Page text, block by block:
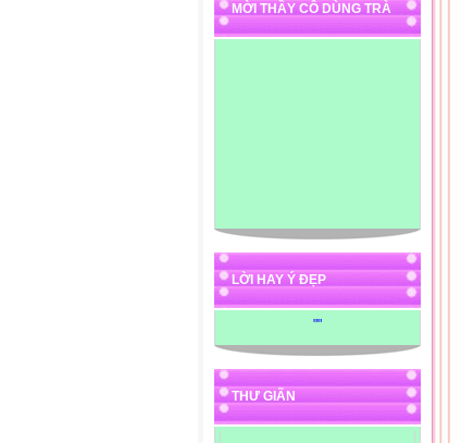
MỜI THẦY CÔ DÙNG TRÀ
LỜI HAY Ý ĐẸP
""
THƯ GIÃN